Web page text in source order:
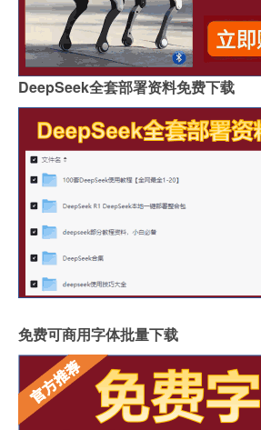
DeepSeek全套部署资料免费下载
免费可商用字体批量下载